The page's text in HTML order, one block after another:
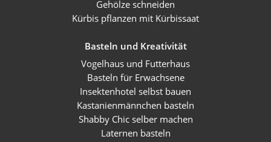
Gehölze schneiden
Kürbis pflanzen mit Kürbissaat
Basteln und Kreativität
Vogelhaus und Futterhaus
Basteln für Erwachsene
Insektenhotel selbst bauen
Kastanienmännchen basteln
Shabby Chic selber machen
Laternen basteln